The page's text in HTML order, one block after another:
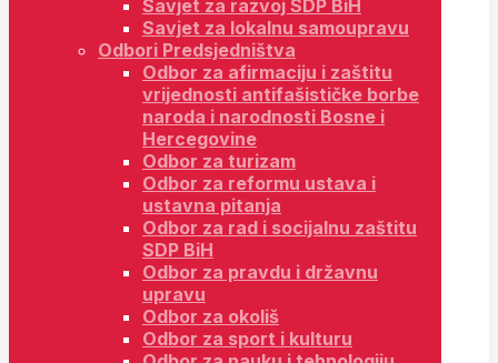
Savjet za razvoj SDP BiH
Savjet za lokalnu samoupravu
Odbori Predsjedništva
Odbor za afirmaciju i zaštitu
vrijednosti antifašističke borbe
naroda i narodnosti Bosne i
Hercegovine
Odbor za turizam
Odbor za reformu ustava i
ustavna pitanja
Odbor za rad i socijalnu zaštitu
SDP BiH
Odbor za pravdu i državnu
upravu
Odbor za okoliš
Odbor za sport i kulturu